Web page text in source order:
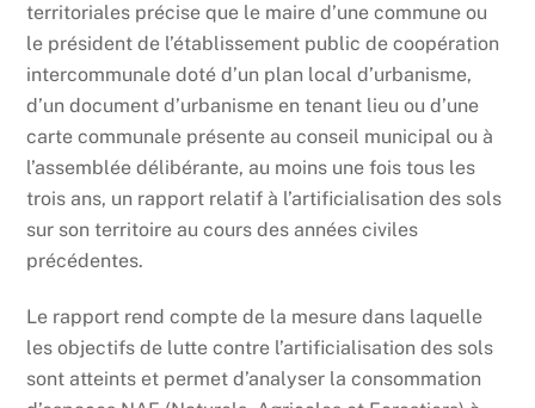
territoriales précise que le maire d’une commune ou
le président de l’établissement public de coopération
intercommunale doté d’un plan local d’urbanisme,
d’un document d’urbanisme en tenant lieu ou d’une
carte communale présente au conseil municipal ou à
l’assemblée délibérante, au moins une fois tous les
trois ans, un rapport relatif à l’artificialisation des sols
sur son territoire au cours des années civiles
précédentes.
Le rapport rend compte de la mesure dans laquelle
les objectifs de lutte contre l’artificialisation des sols
sont atteints et permet d’analyser la consommation